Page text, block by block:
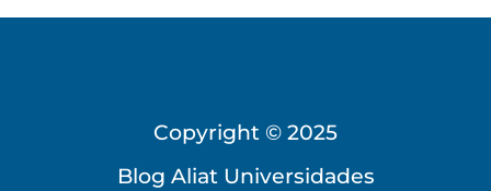
Copyright © 2025
Blog Aliat Universidades